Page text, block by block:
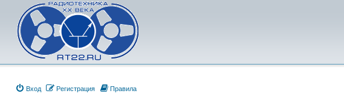
Вход Регистрация Правила